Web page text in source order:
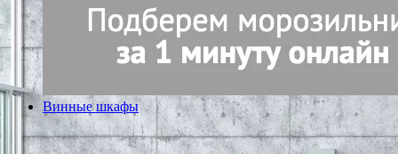
Винные шкафы